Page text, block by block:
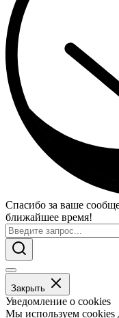
Спасибо за ваше
ближайшее время!
Закрыть
Уведомление о cookies
Мы используем cookies